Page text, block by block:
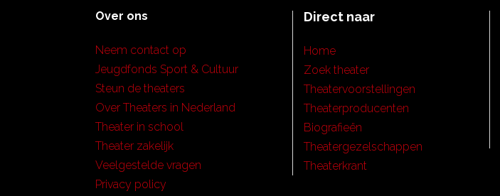
Over ons
Neem contact op
Jeugdfonds Sport & Cultuur
Steun de theaters
Over Theaters in Nederland
Theater in school
Theater zakelijk
Veelgestelde vragen
Privacy policy
Direct naar
Home
Zoek theater
Theatervoorstellingen
Theaterproducenten
Biografieën
Theatergezelschappen
Theaterkrant